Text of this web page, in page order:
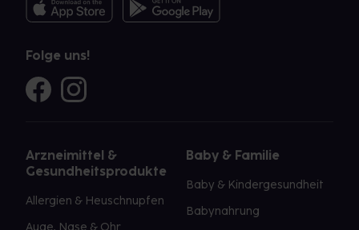
Folge uns!
Arzneimittel &
Gesundheitsprodukte
Allergien & Heuschnupfen
Baby & Familie
Baby & Kindergesundheit
Babynahrung